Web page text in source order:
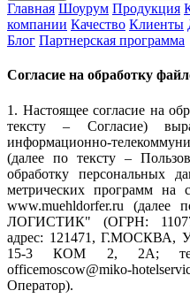
Главная Шоурум Продукция
компании Качество Клиенты
Блог Партнерская программа
Согласие на обработку
1. Настоящее согласие на
тексту – Согласие)
информационно-
(далее по тексту –
обработку персональных
метрических программ на
www.muehldorfer.ru
ЛОГИСТИК" (ОГРН:
адрес: 121471,
15-3 КОМ 2, 2А; тел:
officemoscow@miko-
Оператор).